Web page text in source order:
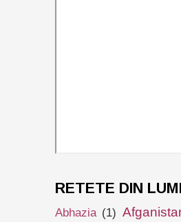
RETETE DIN
Abhazia (1)